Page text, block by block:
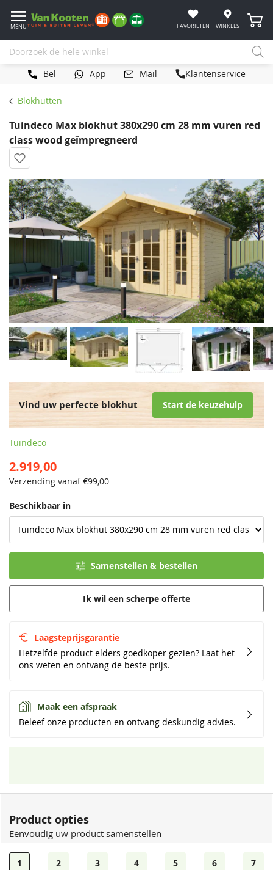
MENU FAVORIETEN WINKELS
Bel App Mail Klantenservice
Blokhutten
Tuindeco Max blokhut 380x290 cm 28 mm vuren red
class wood geïmpregneerd
Vind uw perfecte blokhut Start de keuzehulp
Tuindeco
2.919,00
Verzending vanaf €99,00
Beschikbaar in
Laagsteprijsgarantie
Hetzelfde product elders goedkoper gezien? Laat het
ons weten en ontvang de beste prijs.
Maak een afspraak
Beleef onze producten en ontvang deskundig advies.
Samenstellen & bestellen
Ik wil een scherpe offerte
Product opties
Eenvoudig uw product samenstellen
1 2 3 4 5 6 7